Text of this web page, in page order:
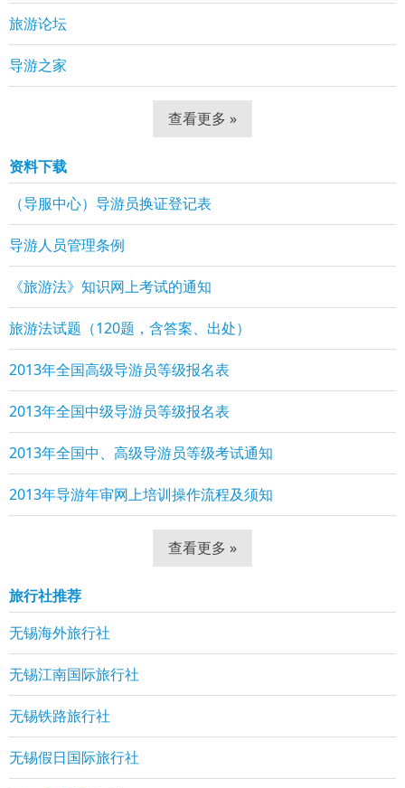
旅游论坛
导游之家
查看更多 »
资料下载
（导服中心）导游员换证登记表
导游人员管理条例
《旅游法》知识网上考试的通知
旅游法试题（120题，含答案、出处）
2013年全国高级导游员等级报名表
2013年全国中级导游员等级报名表
2013年全国中、高级导游员等级考试通知
2013年导游年审网上培训操作流程及须知
查看更多 »
旅行社推荐
无锡海外旅行社
无锡江南国际旅行社
无锡铁路旅行社
无锡假日国际旅行社